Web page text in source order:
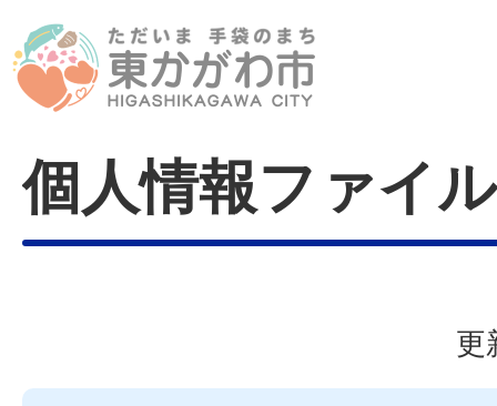
個人情報ファイ
更